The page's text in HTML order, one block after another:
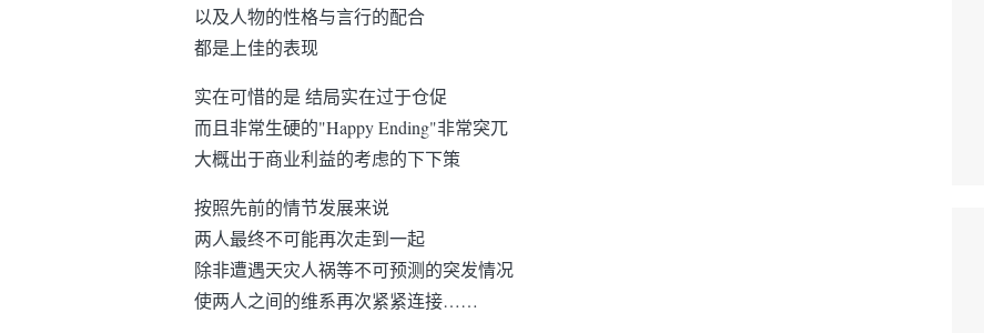
以及人物的性格与言行的配合
都是上佳的表现
实在可惜的是 结局实在过于仓促
而且非常生硬的"Happy Ending"非常突兀
大概出于商业利益的考虑的下下策
按照先前的情节发展来说
两人最终不可能再次走到一起
除非遭遇天灾人祸等不可预测的突发情况
使两人之间的维系再次紧紧连接……